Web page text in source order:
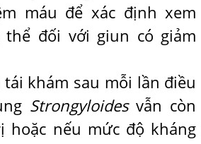
máu để xác định xem
thể đối với giun có giảm
tái khám sau mỗi lần điều
Strongyloidesvẫn còn
hoặc nếu mức độ kháng